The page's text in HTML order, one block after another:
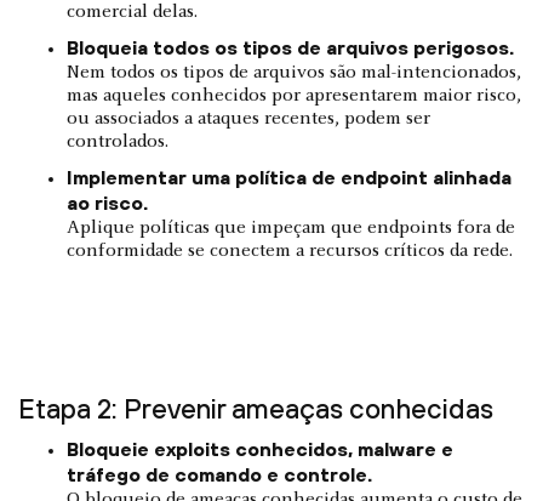
comercial delas.
Bloqueia todos os tipos de arquivos perigosos.
Nem todos os tipos de arquivos são mal-intencionados,
mas aqueles conhecidos por apresentarem maior risco,
ou associados a ataques recentes, podem ser
controlados.
Implementar uma política de endpoint alinhada
ao risco.
Aplique políticas que impeçam que endpoints fora de
conformidade se conectem a recursos críticos da rede.
Etapa 2: Prevenir ameaças conhecidas
Bloqueie exploits conhecidos, malware e
tráfego de comando e controle.